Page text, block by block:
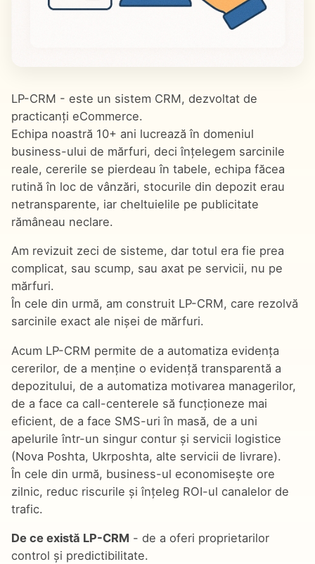
LP-CRM - este un sistem CRM, dezvoltat de
practicanți eCommerce.
Echipa noastră 10+ ani lucrează în domeniul
business-ului de mărfuri, deci înțelegem sarcinile
reale, cererile se pierdeau în tabele, echipa făcea
rutină în loc de vânzări, stocurile din depozit erau
netransparente, iar cheltuielile pe publicitate
rămâneau neclare.
Am revizuit zeci de sisteme, dar totul era fie prea
complicat, sau scump, sau axat pe servicii, nu pe
mărfuri.
În cele din urmă, am construit LP-CRM, care rezolvă
sarcinile exact ale nișei de mărfuri.
Acum LP-CRM permite de a automatiza evidența
cererilor, de a menține o evidență transparentă a
depozitului, de a automatiza motivarea managerilor,
de a face ca call-centerele să funcționeze mai
eficient, de a face SMS-uri în masă, de a uni
apelurile într-un singur contur și servicii logistice
(Nova Poshta, Ukrposhta, alte servicii de livrare).
În cele din urmă, business-ul economisește ore
zilnic, reduc riscurile și înțeleg ROI-ul canalelor de
trafic.
De ce există LP-CRM - de a oferi proprietarilor
control și predictibilitate.